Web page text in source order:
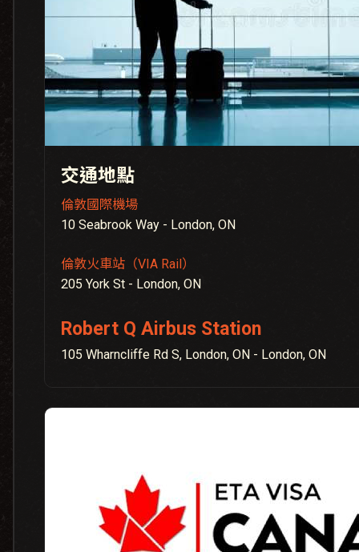
交通地點
倫敦國際機場
10 Seabrook Way - London, ON
倫敦火車站（VIA Rail）
205 York St - London, ON
Robert Q Airbus Station
105 Wharncliffe Rd S, London, ON - London, ON